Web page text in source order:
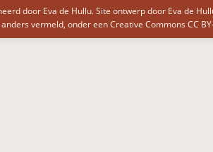
door Eva de Hullu. Site ontwerp door Eva de
vermeld, onder eenCreative Commons CC